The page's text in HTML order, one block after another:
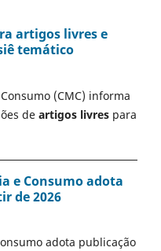
artigos livres e
temático
(CMC) informa
de artigos livres para
e Consumo adota
de 2026
adota publicação